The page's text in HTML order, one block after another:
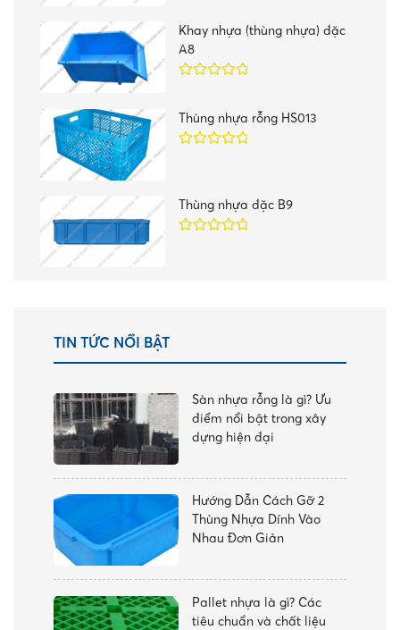
Khay nhựa (thùng nhựa) đặc
A8
sao
Thùng nhựa rỗng HS013
Thùng nhựa đặc B9
TIN TỨC NỔI BẬT
Sàn nhựa rỗng là gì? Ưu
điểm nổi bật trong xây
dựng hiện đại
Hướng Dẫn Cách Gỡ 2
Thùng Nhựa Dính Vào
Nhau Đơn Giản
Pallet nhựa là gì? Các
tiêu chuẩn và chất liệu